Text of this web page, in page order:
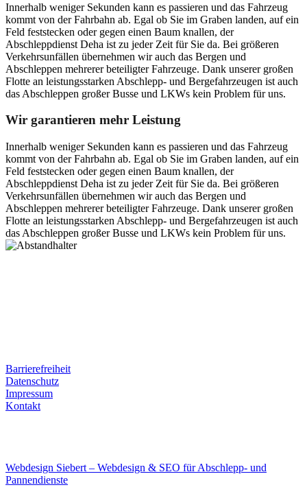
Innerhalb weniger Sekunden kann es passieren und das Fahrzeug
kommt von der Fahrbahn ab. Egal ob Sie im Graben landen, auf ein
Feld feststecken oder gegen einen Baum knallen, der
Abschleppdienst Deha ist zu jeder Zeit für Sie da. Bei größeren
Verkehrsunfällen übernehmen wir auch das Bergen und
Abschleppen mehrerer beteiligter Fahrzeuge. Dank unserer großen
Flotte an leistungsstarken Abschlepp- und Bergefahrzeugen ist auch
das Abschleppen großer Busse und LKWs kein Problem für uns.
Wir garantieren mehr Leistung
Innerhalb weniger Sekunden kann es passieren und das Fahrzeug
kommt von der Fahrbahn ab. Egal ob Sie im Graben landen, auf ein
Feld feststecken oder gegen einen Baum knallen, der
Abschleppdienst Deha ist zu jeder Zeit für Sie da. Bei größeren
Verkehrsunfällen übernehmen wir auch das Bergen und
Abschleppen mehrerer beteiligter Fahrzeuge. Dank unserer großen
Flotte an leistungsstarken Abschlepp- und Bergefahrzeugen ist auch
das Abschleppen großer Busse und LKWs kein Problem für uns.
Barrierefreiheit
Datenschutz
Impressum
Kontakt
Webdesign Siebert – Webdesign & SEO für Abschlepp- und
Pannendienste